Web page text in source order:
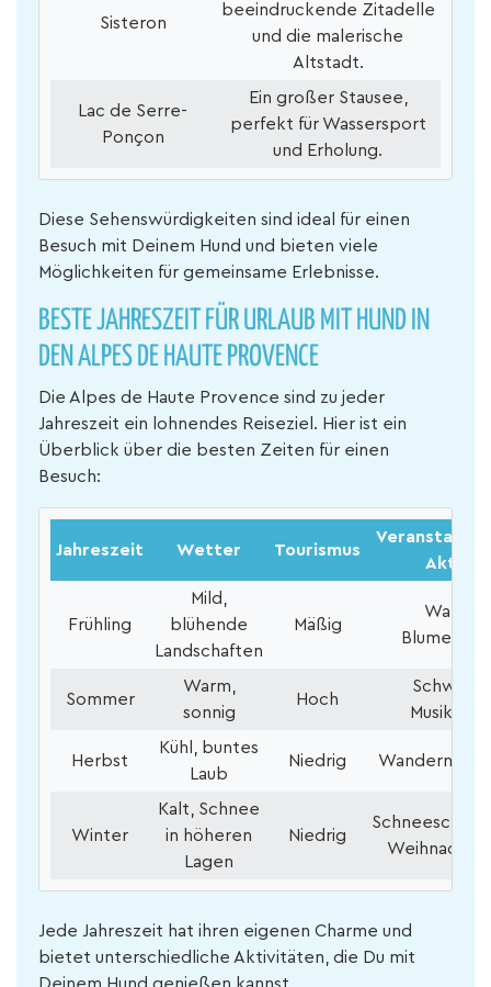
Sisteron
beeindruckende Zitadelle
und die malerische
Altstadt.
Lac de Serre-
Ponçon
Ein großer Stausee,
perfekt für Wassersport
und Erholung.
Diese Sehenswürdigkeiten sind ideal für einen
Besuch mit Deinem Hund und bieten viele
Möglichkeiten für gemeinsame Erlebnisse.
BESTE JAHRESZEIT FÜR URLAUB MIT HUND IN
DEN ALPES DE HAUTE PROVENCE
Die Alpes de Haute Provence sind zu jeder
Jahreszeit ein lohnendes Reiseziel. Hier ist ein
Überblick über die besten Zeiten für einen
Besuch:
Jahreszeit Wetter Tourismus
Frühling
Mild,
blühende
Landschaften
Mäßig
Sommer
Warm,
sonnig
Hoch
Herbst
Kühl, buntes
Laub
Niedrig Wandern,
Winter
Kalt, Schnee
in höheren
Lagen
Niedrig
Jede Jahreszeit hat ihren eigenen Charme und
bietet unterschiedliche Aktivitäten, die Du mit